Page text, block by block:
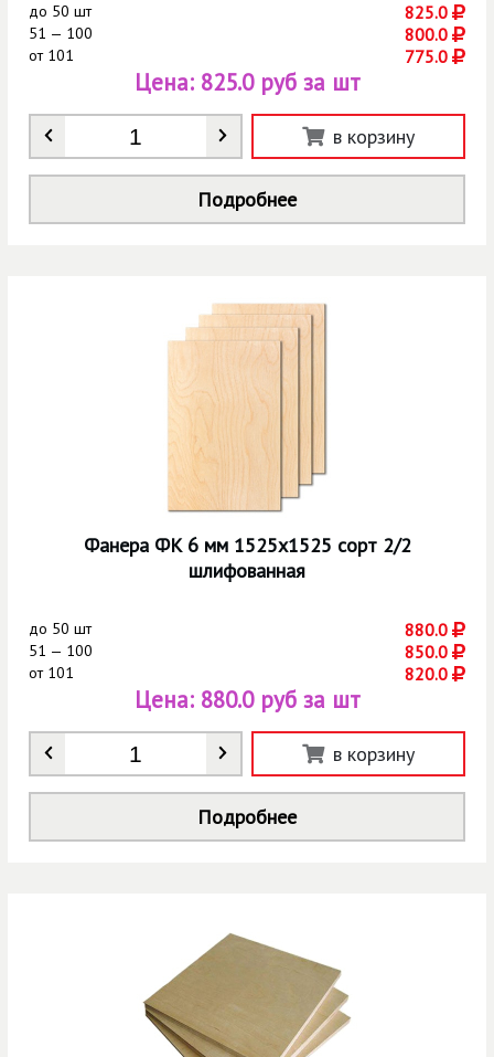
до 50 шт 825.0
51 — 100 800.0
от101 775.0
Количество
Цена: 825.0 руб за шт
в корзину
Подробнее
Фанера ФК 6 мм 1525х1525 сорт 2/2
шлифованная
до 50 шт 880.0
51 — 100 850.0
от101 820.0
Количество
Цена: 880.0 руб за шт
в корзину
Подробнее